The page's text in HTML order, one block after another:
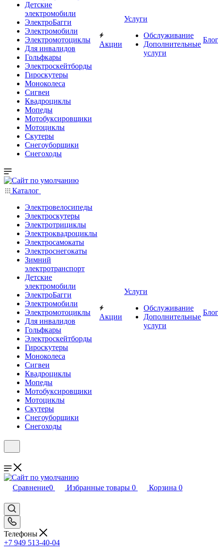
Детские
электромобили
ЭлектроБагги
Электромобили
Электромотоциклы
Для инвалидов
Гольфкары
Электроскейтборды
Гироскутеры
Моноколеса
Сигвеи
Квадроциклы
Мопеды
Мотобуксировщики
Мотоциклы
Скутеры
Снегоуборщики
Снегоходы
Акции
Услуги
Обслуживание
Дополнительные
услуги
Блог
Каталог
Электровелосипеды
Электроскутеры
Электротрициклы
Электроквадроциклы
Электросамокаты
Электроснегокаты
Зимний
электротранспорт
Детские
электромобили
ЭлектроБагги
Электромобили
Электромотоциклы
Для инвалидов
Гольфкары
Электроскейтборды
Гироскутеры
Моноколеса
Сигвеи
Квадроциклы
Мопеды
Мотобуксировщики
Мотоциклы
Скутеры
Снегоуборщики
Снегоходы
Акции
Услуги
Обслуживание
Дополнительные
услуги
Блог
Сравнение0 Избранные товары 0 Корзина 0
Телефоны
+7 949 513-40-04